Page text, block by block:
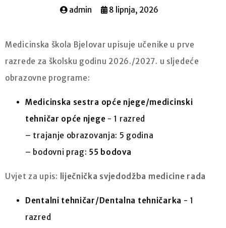
admin 8 lipnja, 2026
Medicinska škola Bjelovar upisuje učenike u prve
razrede za školsku godinu 2026./2027. u sljedeće
obrazovne programe:
Medicinska sestra opće njege/medicinski
tehničar opće njege - 1 razred
– trajanje obrazovanja: 5 godina
– bodovni prag: 55 bodova
Uvjet za upis: liječnička svjedodžba medicine rada
Dentalni tehničar/Dentalna tehničarka - 1
razred